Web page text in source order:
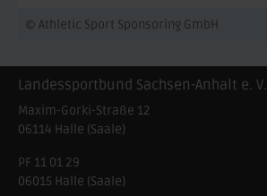
© Athletic Sport Sponsoring GmbH
Landessportbund Sachsen-Anhalt e. V.
Maxim-Gorki-Straße 12
06114 Halle (Saale)
PF 11 01 29
06015 Halle (Saale)